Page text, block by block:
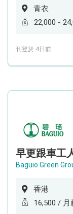
青衣
22,000 -
刊登於 4日前
早更跟車工
Baguio Green
香港
16,500 / 月